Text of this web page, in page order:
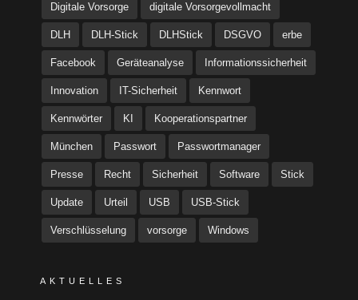
Digitale Vorsorge digitale Vorsorgevollmacht
DLH DLH-Stick DLHStick DSGVO erbe
Facebook Geräteanalyse Informationssicherheit
Innovation IT-Sicherheit Kennwort
Kennwörter KI Kooperationspartner
München Passwort Passwortmanager
Presse Recht Sicherheit Software Stick
Update Urteil USB USB-Stick
Verschlüsselung vorsorge Windows
AKTUELLES